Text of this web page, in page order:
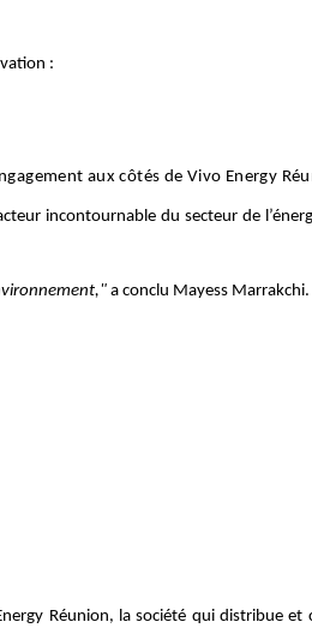
:
aux côtés de Vivo Energy
incontournable du secteur de
a conclu Mayess Marrakchi.
Réunion, la société qui distribue et